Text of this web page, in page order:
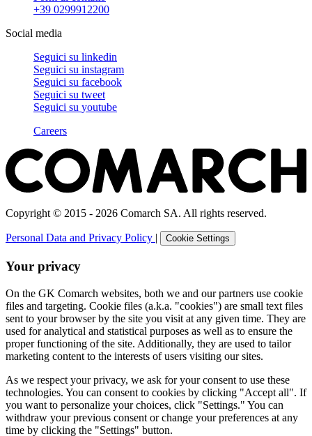
+39 0299912200
Social media
Seguici su linkedin
Seguici su instagram
Seguici su facebook
Seguici su tweet
Seguici su youtube
Careers
Copyright © 2015 - 2026 Comarch SA. All rights reserved.
Personal Data and Privacy Policy | Cookie Settings
Your privacy
On the GK Comarch websites, both we and our partners use cookie
files and targeting. Cookie files (a.k.a. "cookies") are small text files
sent to your browser by the site you visit at any given time. They are
used for analytical and statistical purposes as well as to ensure the
proper functioning of the site. Additionally, they are used to tailor
marketing content to the interests of users visiting our sites.
As we respect your privacy, we ask for your consent to use these
technologies. You can consent to cookies by clicking "Accept all". If
you want to personalize your choices, click "Settings." You can
withdraw your previous consent or change your preferences at any
time by clicking the "Settings" button.